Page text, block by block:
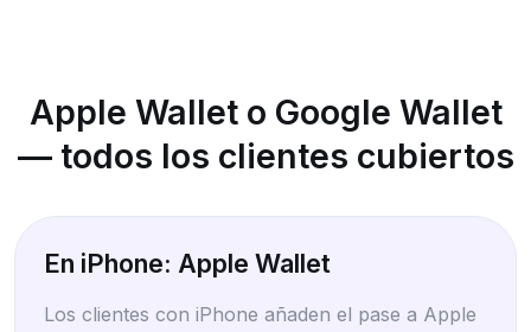
Apple Wallet o Google Wallet
— todos los clientes cubiertos
En iPhone: Apple Wallet
Los clientes con iPhone añaden el pase a Apple